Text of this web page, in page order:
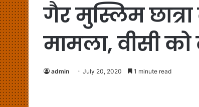
गैर मुस्लिम
मामला, वीसी को
admin July 20, 2020 1 minute read